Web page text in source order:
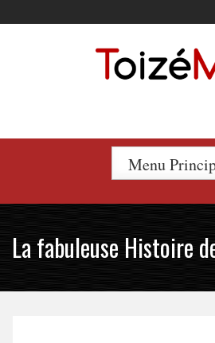
to
Menu
La fabuleuse Histoire